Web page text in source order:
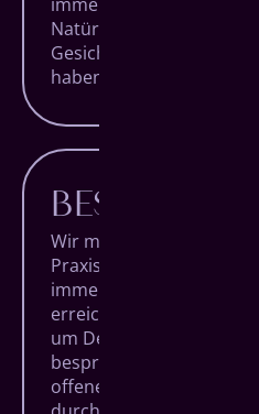
immer unter dem
Natürlichkeit jedes
Gesichter, die lange
haben.
BESTE
Wir möchten, dass Du
Praxis betrittst und sie
immer glücklich wieder
erreichen, nehmen wir
um Deine Behandlungen
besprechen, Dich zu
offenen Fragen zu